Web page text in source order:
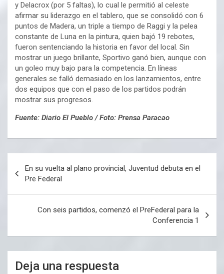
y Delacrox (por 5 faltas), lo cual le permitió al celeste
afirmar su liderazgo en el tablero, que se consolidó con 6
puntos de Madera, un triple a tiempo de Raggi y la pelea
constante de Luna en la pintura, quien bajó 19 rebotes,
fueron sentenciando la historia en favor del local. Sin
mostrar un juego brillante, Sportivo ganó bien, aunque con
un goleo muy bajo para la competencia. En líneas
generales se falló demasiado en los lanzamientos, entre
dos equipos que con el paso de los partidos podrán
mostrar sus progresos.
Fuente: Diario El Pueblo / Foto: Prensa Paracao
de
entradas
En su vuelta al plano provincial, Juventud debuta en el
Pre Federal
Con seis partidos, comenzó el PreFederal para la
Conferencia 1
Deja una respuesta